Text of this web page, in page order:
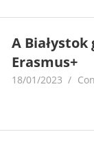
A Białystok
Erasmus+
18/01/2023